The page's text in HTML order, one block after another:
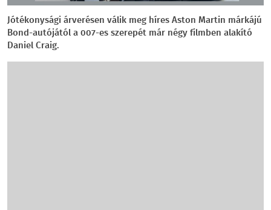
Jótékonysági árverésen válik meg híres Aston Martin márkájú
Bond-autójától a 007-es szerepét már négy filmben alakító
Daniel Craig.